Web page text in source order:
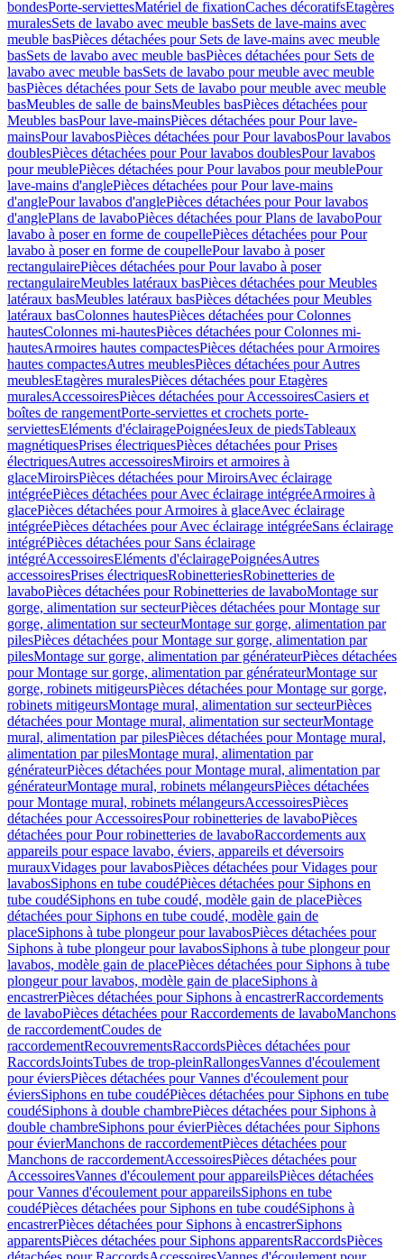
bondesPorte-serviettesMatériel de fixationCaches décoratifsEtagères
muralesSets de lavabo avec meuble basSets de lave-mains avec
meuble basPièces détachées pour Sets de lave-mains avec meuble
basSets de lavabo avec meuble basPièces détachées pour Sets de
lavabo avec meuble basSets de lavabo pour meuble avec meuble
basPièces détachées pour Sets de lavabo pour meuble avec meuble
basMeubles de salle de bainsMeubles basPièces détachées pour
Meubles basPour lave-mainsPièces détachées pour Pour lave-
mainsPour lavabosPièces détachées pour Pour lavabosPour lavabos
doublesPièces détachées pour Pour lavabos doublesPour lavabos
pour meublePièces détachées pour Pour lavabos pour meublePour
lave-mains d'anglePièces détachées pour Pour lave-mains
d'anglePour lavabos d'anglePièces détachées pour Pour lavabos
d'anglePlans de lavaboPièces détachées pour Plans de lavaboPour
lavabo à poser en forme de coupellePièces détachées pour Pour
lavabo à poser en forme de coupellePour lavabo à poser
rectangulairePièces détachées pour Pour lavabo à poser
rectangulaireMeubles latéraux basPièces détachées pour Meubles
latéraux basMeubles latéraux basPièces détachées pour Meubles
latéraux basColonnes hautesPièces détachées pour Colonnes
hautesColonnes mi-hautesPièces détachées pour Colonnes mi-
hautesArmoires hautes compactesPièces détachées pour Armoires
hautes compactesAutres meublesPièces détachées pour Autres
meublesEtagères muralesPièces détachées pour Etagères
muralesAccessoiresPièces détachées pour AccessoiresCasiers et
boîtes de rangementPorte-serviettes et crochets porte-
serviettesEléments d'éclairagePoignéesJeux de piedsTableaux
magnétiquesPrises électriquesPièces détachées pour Prises
électriquesAutres accessoiresMiroirs et armoires à
glaceMiroirsPièces détachées pour MiroirsAvec éclairage
intégréePièces détachées pour Avec éclairage intégréeArmoires à
glacePièces détachées pour Armoires à glaceAvec éclairage
intégréePièces détachées pour Avec éclairage intégréeSans éclairage
intégréPièces détachées pour Sans éclairage
intégréAccessoiresEléments d'éclairagePoignéesAutres
accessoiresPrises électriquesRobinetteriesRobinetteries de
lavaboPièces détachées pour Robinetteries de lavaboMontage sur
gorge, alimentation sur secteurPièces détachées pour Montage sur
gorge, alimentation sur secteurMontage sur gorge, alimentation par
pilesPièces détachées pour Montage sur gorge, alimentation par
pilesMontage sur gorge, alimentation par générateurPièces détachées
pour Montage sur gorge, alimentation par générateurMontage sur
gorge, robinets mitigeursPièces détachées pour Montage sur gorge,
robinets mitigeursMontage mural, alimentation sur secteurPièces
détachées pour Montage mural, alimentation sur secteurMontage
mural, alimentation par pilesPièces détachées pour Montage mural,
alimentation par pilesMontage mural, alimentation par
générateurPièces détachées pour Montage mural, alimentation par
générateurMontage mural, robinets mélangeursPièces détachées
pour Montage mural, robinets mélangeursAccessoiresPièces
détachées pour AccessoiresPour robinetteries de lavaboPièces
détachées pour Pour robinetteries de lavaboRaccordements aux
appareils pour espace lavabo, éviers, appareils et déversoirs
murauxVidages pour lavabosPièces détachées pour Vidages pour
lavabosSiphons en tube coudéPièces détachées pour Siphons en
tube coudéSiphons en tube coudé, modèle gain de placePièces
détachées pour Siphons en tube coudé, modèle gain de
placeSiphons à tube plongeur pour lavabosPièces détachées pour
Siphons à tube plongeur pour lavabosSiphons à tube plongeur pour
lavabos, modèle gain de placePièces détachées pour Siphons à tube
plongeur pour lavabos, modèle gain de placeSiphons à
encastrerPièces détachées pour Siphons à encastrerRaccordements
de lavaboPièces détachées pour Raccordements de lavaboManchons
de raccordementCoudes de
raccordementRecouvrementsRaccordsPièces détachées pour
RaccordsJointsTubes de trop-pleinRallongesVannes d'écoulement
pour éviersPièces détachées pour Vannes d'écoulement pour
éviersSiphons en tube coudéPièces détachées pour Siphons en tube
coudéSiphons à double chambrePièces détachées pour Siphons à
double chambreSiphons pour évierPièces détachées pour Siphons
pour évierManchons de raccordementPièces détachées pour
Manchons de raccordementAccessoiresPièces détachées pour
AccessoiresVannes d'écoulement pour appareilsPièces détachées
pour Vannes d'écoulement pour appareilsSiphons en tube
coudéPièces détachées pour Siphons en tube coudéSiphons à
encastrerPièces détachées pour Siphons à encastrerSiphons
apparentsPièces détachées pour Siphons apparentsRaccordsPièces